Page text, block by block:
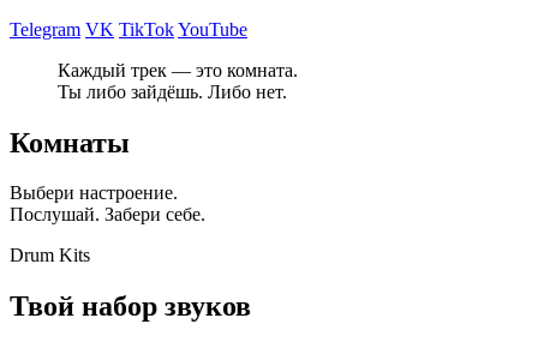
Telegram VK TikTokYouTube
Каждый трек — это комната.
Ты либо зайдёшь. Либо нет.
Комнаты
Выбери настроение.
Послушай. Забери себе.
Drum Kits
Твой набор звуков